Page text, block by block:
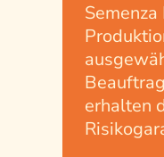
erhalten